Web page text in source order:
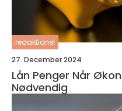
redaktionel
27. December 2024
Lån Penger Når Økonomisk Fleksibilitet Blir
Nødvendig